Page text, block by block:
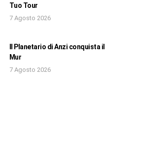
Tuo Tour
7 Agosto 2026
Il Planetario di Anzi conquista il
Mur
7 Agosto 2026